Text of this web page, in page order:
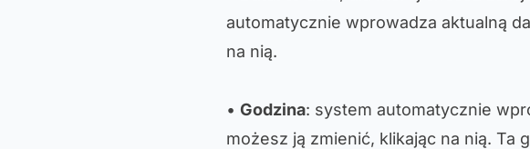
automatycznie wprowadza aktualną
na nią.
• Godzina: system automatycznie
możesz ją zmienić, klikając na nią. Ta